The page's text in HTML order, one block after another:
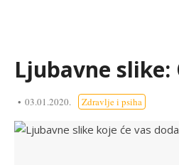
Ljubavne
03.01.2020. Zdravlje i psiha